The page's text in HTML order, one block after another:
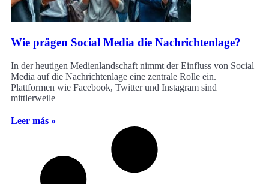
Wie prägen Social Media die Nachrichtenlage?
In der heutigen Medienlandschaft nimmt der Einfluss von Social
Media auf die Nachrichtenlage eine zentrale Rolle ein.
Plattformen wie Facebook, Twitter und Instagram sind
mittlerweile
Leer más »